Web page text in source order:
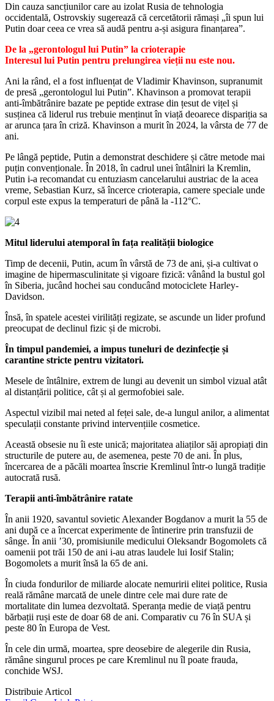
Din cauza sancțiunilor care au izolat Rusia de tehnologia
occidentală, Ostrovskiy sugerează că cercetătorii rămași „îi spun lui
Putin doar ceea ce vrea să audă pentru a-și asigura finanțarea”.
De la „gerontologul lui Putin” la crioterapie
Interesul lui Putin pentru prelungirea vieții nu este nou.
Ani la rând, el a fost influențat de Vladimir Khavinson, supranumit
de presă „gerontologul lui Putin”. Khavinson a promovat terapii
anti-îmbătrânire bazate pe peptide extrase din țesut de vițel și
susținea că liderul rus trebuie menținut în viață deoarece dispariția sa
ar arunca țara în criză. Khavinson a murit în 2024, la vârsta de 77 de
ani.
Pe lângă peptide, Putin a demonstrat deschidere și către metode mai
puțin convenționale. În 2018, în cadrul unei întâlniri la Kremlin,
Putin i-a recomandat cu entuziasm cancelarului austriac de la acea
vreme, Sebastian Kurz, să încerce crioterapia, camere speciale unde
corpul este expus la temperaturi de până la -112°C.
Mitul liderului atemporal în fața realității biologice
Timp de decenii, Putin, acum în vârstă de 73 de ani, și-a cultivat o
imagine de hipermasculinitate și vigoare fizică: vânând la bustul gol
în Siberia, jucând hochei sau conducând motociclete Harley-
Davidson.
Însă, în spatele acestei virilități regizate, se ascunde un lider profund
preocupat de declinul fizic și de microbi.
În timpul pandemiei, a impus tuneluri de dezinfecție și
carantine stricte pentru vizitatori.
Mesele de întâlnire, extrem de lungi au devenit un simbol vizual atât
al distanțării politice, cât și al germofobiei sale.
Aspectul vizibil mai neted al feței sale, de-a lungul anilor, a alimentat
speculații constante privind intervențiile cosmetice.
Această obsesie nu îi este unică; majoritatea aliaților săi apropiați din
structurile de putere au, de asemenea, peste 70 de ani. În plus,
încercarea de a păcăli moartea înscrie Kremlinul într-o lungă tradiție
autocrată rusă.
Terapii anti-îmbătrânire ratate
În anii 1920, savantul sovietic Alexander Bogdanov a murit la 55 de
ani după ce a încercat experimente de întinerire prin transfuzii de
sânge. În anii ’30, promisiunile medicului Oleksandr Bogomolets că
oamenii pot trăi 150 de ani i-au atras laudele lui Iosif Stalin;
Bogomolets a murit însă la 65 de ani.
În ciuda fondurilor de miliarde alocate nemuririi elitei politice, Rusia
reală rămâne marcată de unele dintre cele mai dure rate de
mortalitate din lumea dezvoltată. Speranța medie de viață pentru
bărbații ruși este de doar 68 de ani. Comparativ cu 76 în SUA și
peste 80 în Europa de Vest.
În cele din urmă, moartea, spre deosebire de alegerile din Rusia,
rămâne singurul proces pe care Kremlinul nu îl poate frauda,
conchide WSJ.
Distribuie Articol